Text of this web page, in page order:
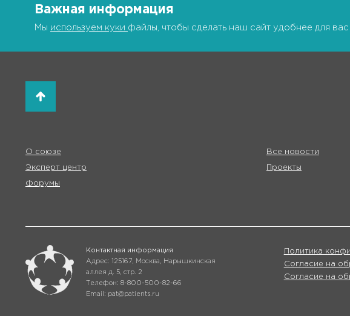
Важная информация
Мы используем куки файлы, чтобы сделать наш сайт удобнее для вас
О союзе Все новости
Эксперт центр Проекты
Форумы
Контактная информация
Адрес: 125167, Москва, Нарышкинская
аллея д. 5, стр. 2
Телефон: 8-800-500-82-66
Email: pat@patients.ru
Политика
Согласие на
Согласие на